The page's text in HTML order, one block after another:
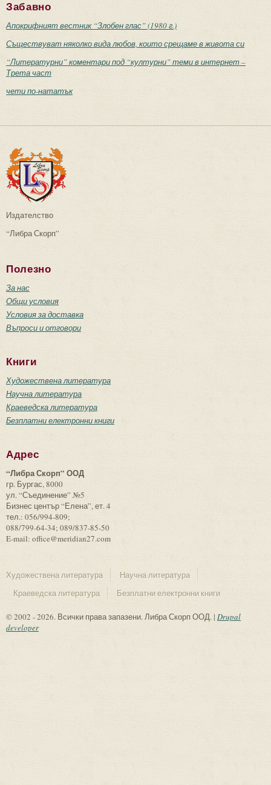
Забавно
Апокрифният вестник “Злобен глас” (1980 г.)
Съществуват няколко вида любов, които срещаме в живота си
“Литературни” коментари под “културни” теми в интернет –
Трета част
чети по-нататък
Издателство
“Либра Скорп”
Полезно
За нас
Общи условия
Условия за доставка
Въпроси и отговори
Книги
Художествена литература
Научна литература
Краеведска литература
Безплатни електронни книги
Адрес
“Либра Скорп” ООД
гр. Бургас, 8000
ул. “Съединение” №5
Бизнес център “Елена”, ет. 4
тел.: 056/994-809;
088/799-64-34; 089/837-85-50
E-mail: office@meridian27.com
Художествена литература
Научна литература
Краеведска литература
Безплатни електронни книги
© 2002 - 2026. Всички права запазени. Либра Скорп ООД. | Drupal
developer